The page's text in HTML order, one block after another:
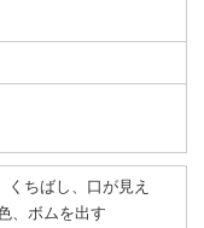
くちばし、口が見え
、ボムを出す